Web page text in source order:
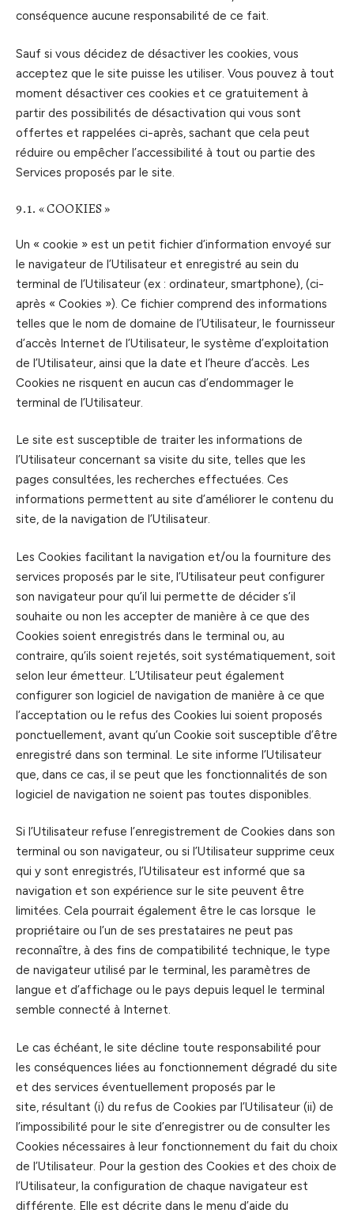
conséquence aucune responsabilité de ce fait.
Sauf si vous décidez de désactiver les cookies, vous
acceptez que le site puisse les utiliser. Vous pouvez à tout
moment désactiver ces cookies et ce gratuitement à
partir des possibilités de désactivation qui vous sont
offertes et rappelées ci-après, sachant que cela peut
réduire ou empêcher l’accessibilité à tout ou partie des
Services proposés par le site.
9.1. « COOKIES »
Un « cookie » est un petit fichier d’information envoyé sur
le navigateur de l’Utilisateur et enregistré au sein du
terminal de l’Utilisateur (ex : ordinateur, smartphone), (ci-
après « Cookies »). Ce fichier comprend des informations
telles que le nom de domaine de l’Utilisateur, le fournisseur
d’accès Internet de l’Utilisateur, le système d’exploitation
de l’Utilisateur, ainsi que la date et l’heure d’accès. Les
Cookies ne risquent en aucun cas d’endommager le
terminal de l’Utilisateur.
Le site est susceptible de traiter les informations de
l’Utilisateur concernant sa visite du site, telles que les
pages consultées, les recherches effectuées. Ces
informations permettent au site d’améliorer le contenu du
site, de la navigation de l’Utilisateur.
Les Cookies facilitant la navigation et/ou la fourniture des
services proposés par le site, l’Utilisateur peut configurer
son navigateur pour qu’il lui permette de décider s’il
souhaite ou non les accepter de manière à ce que des
Cookies soient enregistrés dans le terminal ou, au
contraire, qu’ils soient rejetés, soit systématiquement, soit
selon leur émetteur. L’Utilisateur peut également
configurer son logiciel de navigation de manière à ce que
l’acceptation ou le refus des Cookies lui soient proposés
ponctuellement, avant qu’un Cookie soit susceptible d’être
enregistré dans son terminal. Le site informe l’Utilisateur
que, dans ce cas, il se peut que les fonctionnalités de son
logiciel de navigation ne soient pas toutes disponibles.
Si l’Utilisateur refuse l’enregistrement de Cookies dans son
terminal ou son navigateur, ou si l’Utilisateur supprime ceux
qui y sont enregistrés, l’Utilisateur est informé que sa
navigation et son expérience sur le site peuvent être
limitées. Cela pourrait également être le cas lorsque le
propriétaire ou l’un de ses prestataires ne peut pas
reconnaître, à des fins de compatibilité technique, le type
de navigateur utilisé par le terminal, les paramètres de
langue et d’affichage ou le pays depuis lequel le terminal
semble connecté à Internet.
Le cas échéant, le site décline toute responsabilité pour
les conséquences liées au fonctionnement dégradé du site
et des services éventuellement proposés par le
site, résultant (i) du refus de Cookies par l’Utilisateur (ii) de
l’impossibilité pour le site d’enregistrer ou de consulter les
Cookies nécessaires à leur fonctionnement du fait du choix
de l’Utilisateur. Pour la gestion des Cookies et des choix de
l’Utilisateur, la configuration de chaque navigateur est
différente. Elle est décrite dans le menu d’aide du